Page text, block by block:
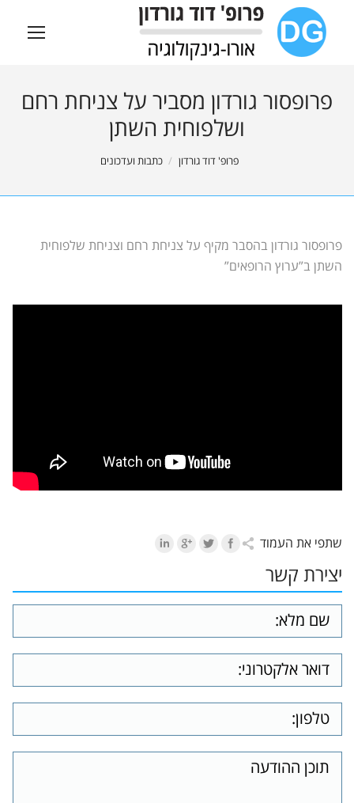
פרופסור גורדון מסביר על צניחת רחם
ושלפוחית השתן
פרופ' דוד גורדון כתבות ועדכונים
פרופסור גורדון בהסבר מקיף על צניחת רחם וצניחת שלפוחית
השתן ב”ערוץ הרופאים”
שתפי את העמוד
יצירת קשר